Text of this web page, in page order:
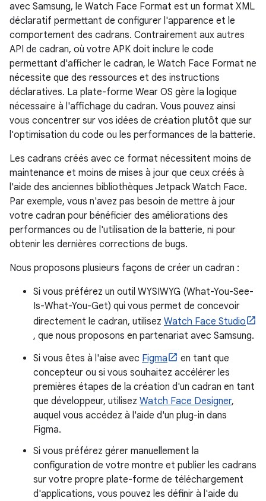
avec Samsung, le Watch Face Format est un format XML
déclaratif permettant de configurer l'apparence et le
comportement des cadrans. Contrairement aux autres
API de cadran, où votre APK doit inclure le code
permettant d'afficher le cadran, le Watch Face Format ne
nécessite que des ressources et des instructions
déclaratives. La plate-forme Wear OS gère la logique
nécessaire à l'affichage du cadran. Vous pouvez ainsi
vous concentrer sur vos idées de création plutôt que sur
l'optimisation du code ou les performances de la batterie.
Les cadrans créés avec ce format nécessitent moins de
maintenance et moins de mises à jour que ceux créés à
l'aide des anciennes bibliothèques Jetpack Watch Face.
Par exemple, vous n'avez pas besoin de mettre à jour
votre cadran pour bénéficier des améliorations des
performances ou de l'utilisation de la batterie, ni pour
obtenir les dernières corrections de bugs.
Nous proposons plusieurs façons de créer un cadran :
Si vous préférez un outil WYSIWYG (What-You-See-
Is-What-You-Get) qui vous permet de concevoir
directement le cadran, utilisez Watch Face Studio
, que nous proposons en partenariat avec Samsung.
Si vous êtes à l'aise avec Figma
en tant que
concepteur ou si vous souhaitez accélérer les
premières étapes de la création d'un cadran en tant
que développeur, utilisez Watch Face Designer,
auquel vous accédez à l'aide d'un plug-in dans
Figma.
Si vous préférez gérer manuellement la
configuration de votre montre et publier les cadrans
sur votre propre plate-forme de téléchargement
d'applications, vous pouvez les définir à l'aide du